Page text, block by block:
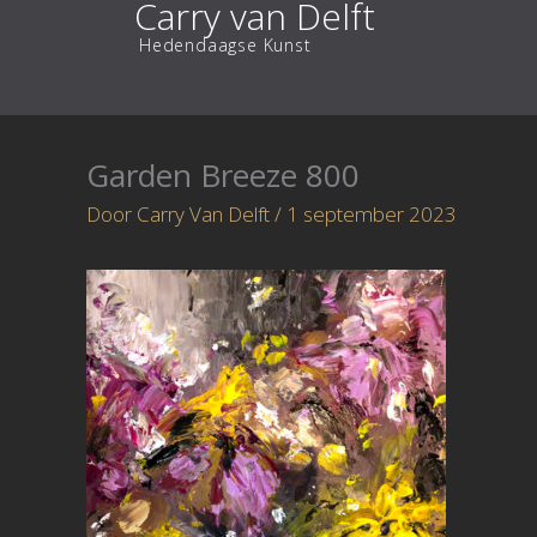
inhoud
Carry van Delft
Hedendaagse Kunst
Garden Breeze 800
Door Carry Van Delft/ 1 september 2023